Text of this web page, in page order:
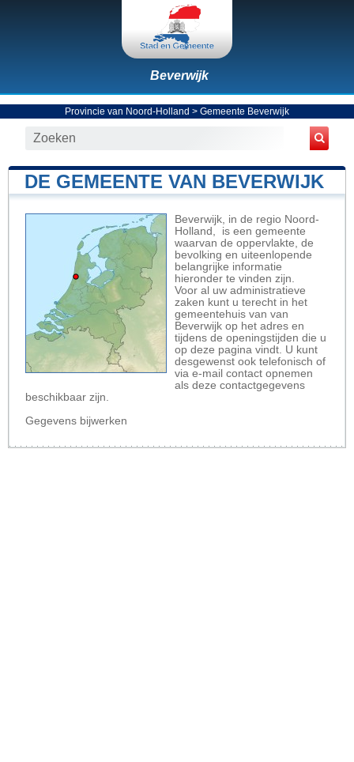
Beverwijk
Provincie van Noord-Holland > Gemeente Beverwijk
DE GEMEENTE VAN BEVERWIJK
Beverwijk, in de regio Noord-
Holland, is een gemeente
waarvan de oppervlakte, de
bevolking en uiteenlopende
belangrijke informatie
hieronder te vinden zijn.
Voor al uw administratieve
zaken kunt u terecht in het
gemeentehuis van van
Beverwijk op het adres en
tijdens de openingstijden die u
op deze pagina vindt. U kunt
desgewenst ook telefonisch of
via e-mail contact opnemen
als deze contactgegevens
beschikbaar zijn.
Gegevens bijwerken